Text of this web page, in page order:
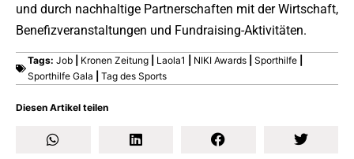
Diesen Artikel teilen
und durch nachhaltige Partnerschaften mit der Wirtschaft,
Benefizveranstaltungen und Fundraising-Aktivitäten.
Tags: Job Kronen Zeitung Laola1 NIKI Awards Sporthilfe
Sporthilfe Gala
Tag des Sports